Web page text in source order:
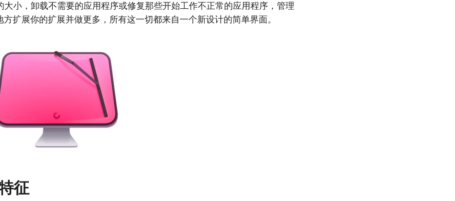
大小，卸载不需要的应用程序或修复那些开始工作不正常的应用程序，管理
方扩展你的扩展并做更多，所有这一切都来自一个新设计的简单界面。
征